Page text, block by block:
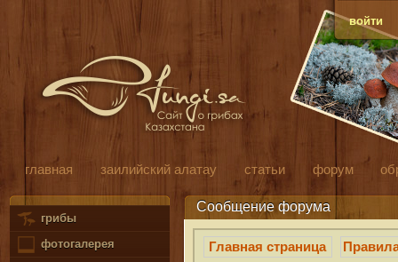
войти
главная заилийский алатау статьи форум
грибы
фотогалерея
Сообщение форума
Главная страница